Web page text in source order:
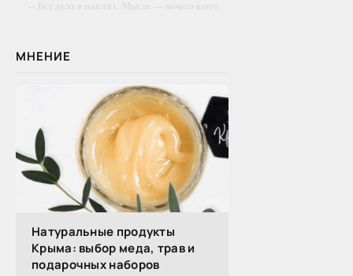
-- Все дело в мыслях. Мысль — начало всего.
придумали.
-- Самое большое богатство — это ум. Самая
большая нищета — глупость. Из всех страхов
самый пугающий — самолюбование.
-- Лучшее, что можно сделать с хорошим
советом, это пропустить его мимо ушей. Он
никогда не бывает полезен никому, кроме того,
кто его дал.
когда их дают мне.
МНЕНИЕ
Натуральные продукты
Крыма: выбор меда, трав и
подарочных наборов